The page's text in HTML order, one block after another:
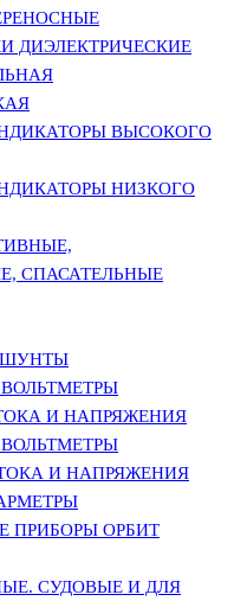
ДИЭЛЕКТРИЧЕСКИЕ
ВЫСОКОГО
НИЗКОГО
СПАСАТЕЛЬНЫЕ
ШУНТЫ
И НАПРЯЖЕНИЯ
И НАПРЯЖЕНИЯ
ПРИБОРЫ ОРБИТ
СУДОВЫЕ И ДЛЯ